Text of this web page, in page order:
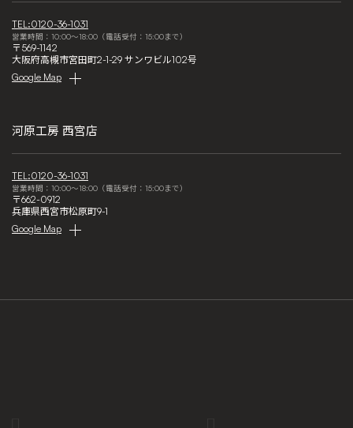
TEL:0120-36-1031
営業時間：10:00～18:00（電話受付：15:00まで）
〒569-1142
大阪府高槻市宮田町2-1-29 サンワビル102号
Google Map
河原工房 西宮店
TEL:0120-36-1031
営業時間：10:00～18:00（電話受付：15:00まで）
〒662-0912
兵庫県西宮市松原町9-1
Google Map